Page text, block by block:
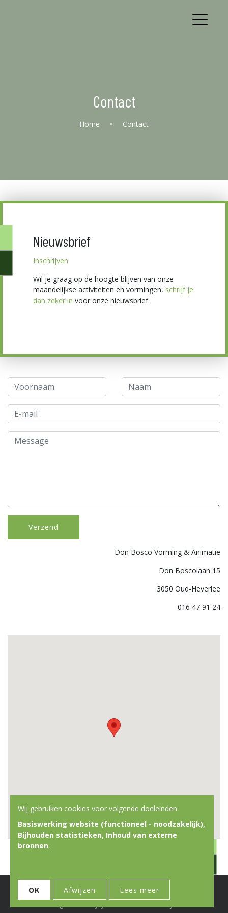
Contact
Home • Contact
Nieuwsbrief
Inschrijven
Wil je graag op de hoogte blijven van onze
maandelijkse activiteiten en vormingen, schrijf je
dan zeker in voor onze nieuwsbrief.
Don Bosco Vorming & Animatie
Don Boscolaan 15
3050 Oud-Heverlee
016 47 91 24
© Copyright 2026 | Don Bosco Vorming & Animatie • Alle rechten
Wij gebruiken cookies voor volgende doeleinden:
Basiswerking website (functioneel - noodzakelijk),
Bijhouden statistieken, Inhoud van externe
bronnen.
OK Afwijzen Lees meer